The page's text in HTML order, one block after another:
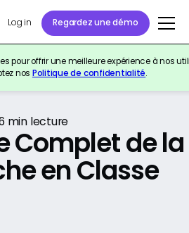
Log in Regardez une démo
pour offrir une meilleure expérience à nos
nos Politique de confidentialité.
min lecture
Complet de la
en Classe